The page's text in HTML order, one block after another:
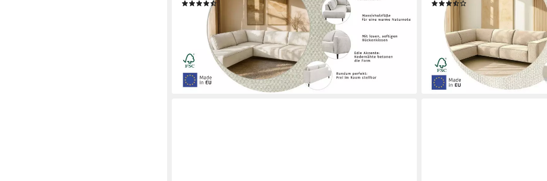
1.299,99 € 1.736,99 €
lieferbar in 7 Wochen
+3
1.199,99 € UVP1.890,00 €
-37%
lieferbar - in 3-5 Werktagen bei dir
+5